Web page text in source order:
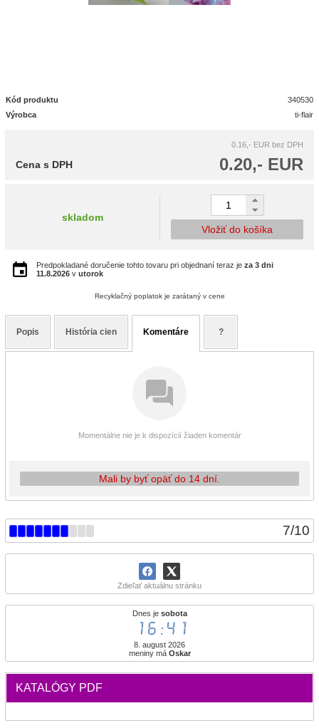
7/10
Zdieľať aktuálnu stránku
Dnes je sobota
16:41
8. august 2026
meniny má Oskar
KATALÓGY PDF
Kód produktu
340530
Výrobca
ti-flair
0.16,- EUR bez DPH
0.20,- EUR
Cena s DPH
skladom
Vložiť do košíka
Predpokladané doručenie tohto tovaru pri objednaní teraz je za 3 dni
11.8.2026 v utorok
Recyklačný poplatok je zarátaný v cene
Popis História cien Komentáre ?
Momentálne nie je k dispozícií žiaden komentár
Mali by byť opäť do 14 dní.